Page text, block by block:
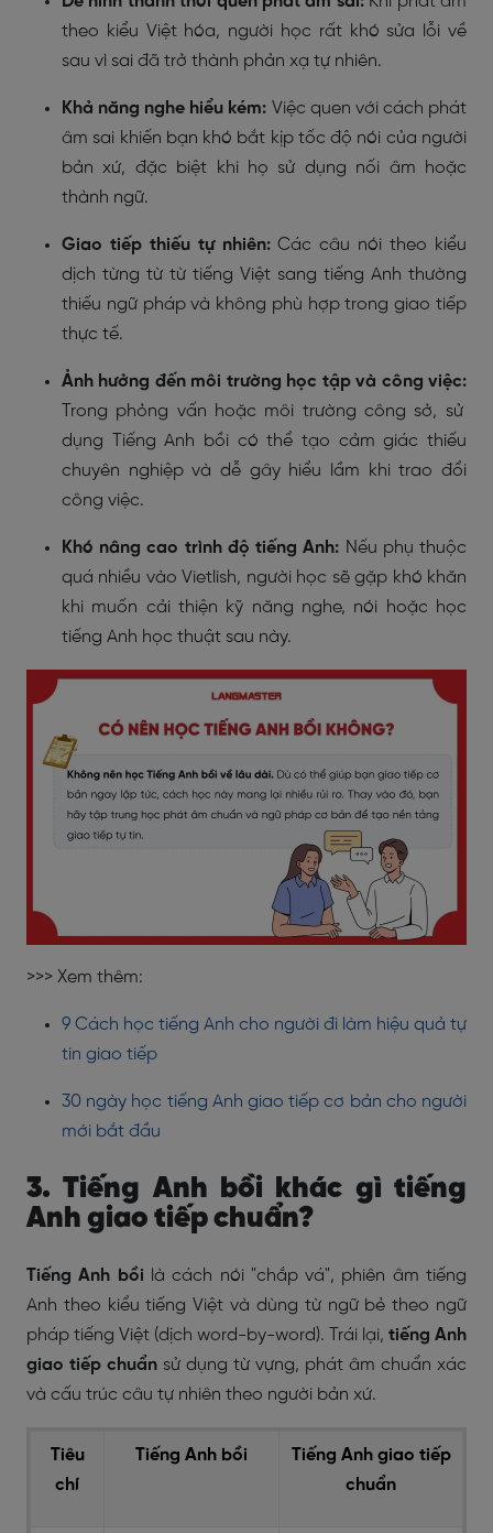
theo kiểu Việt hóa, người học rất khó sửa lỗi về
sau vì sai đã trở thành phản xạ tự nhiên.
Khả năng nghe hiểu kém: Việc quen với cách phát
âm sai khiến bạn khó bắt kịp tốc độ nói của người
bản xứ, đặc biệt khi họ sử dụng nối âm hoặc
thành ngữ.
Giao tiếp thiếu tự nhiên:Các câu nói theo kiểu
dịch từng từ từ tiếng Việt sang tiếng Anh thường
thiếu ngữ pháp và không phù hợp trong giao tiếp
thực tế.
Ảnh hưởng đến môi trường học tập và công việc:
Trong phỏng vấn hoặc môi trường công sở, sử
dụng Tiếng Anh bồi có thể tạo cảm giác thiếu
chuyên nghiệp và dễ gây hiểu lầm khi trao đổi
công việc.
Khó nâng cao trình độ tiếng Anh: Nếu phụ thuộc
quá nhiều vào Vietlish, người học sẽ gặp khó khăn
khi muốn cải thiện kỹ năng nghe, nói hoặc học
tiếng Anh học thuật sau này.
>>> Xem thêm:
9 Cách học tiếng Anh cho người đi làm hiệu quả tự
tin giao tiếp
30 ngày học tiếng Anh giao tiếp cơ bản cho người
mới bắt đầu
3. Tiếng Anh bồi khác gì tiếng
Anh giao tiếp chuẩn?
Tiếng Anh bồi là cách nói "chắp vá", phiên âm tiếng
Anh theo kiểu tiếng Việt và dùng từ ngữ bẻ theo ngữ
pháp tiếng Việt (dịch word-by-word). Trái lại, tiếng Anh
giao tiếp chuẩn sử dụng từ vựng, phát âm chuẩn xác
và cấu trúc câu tự nhiên theo người bản xứ.
Tiêu
chí
Tiếng Anh bồi
Tiếng Anh giao tiếp
chuẩn